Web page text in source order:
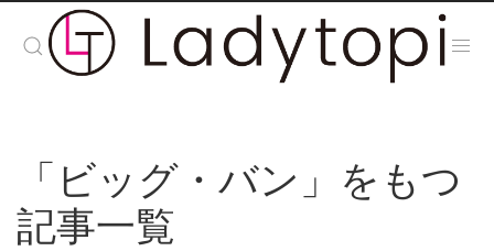
「ビッグ・バン」をもつ
記事一覧